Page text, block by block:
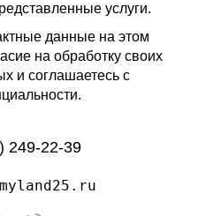
услуги.
данные на этом
на обработку своих
и соглашаетесь с
249-22-39